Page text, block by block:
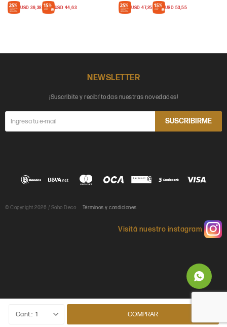
1 COMPRAR
USD 39,38 USD 44,63 USD 47,25 USD 53,55
NEWSLETTER
¡Suscribite y recibí todas nuestras novedades!
SUSCRIBIRME

© Copyright 2026 / Soho Deco Términos y condiciones